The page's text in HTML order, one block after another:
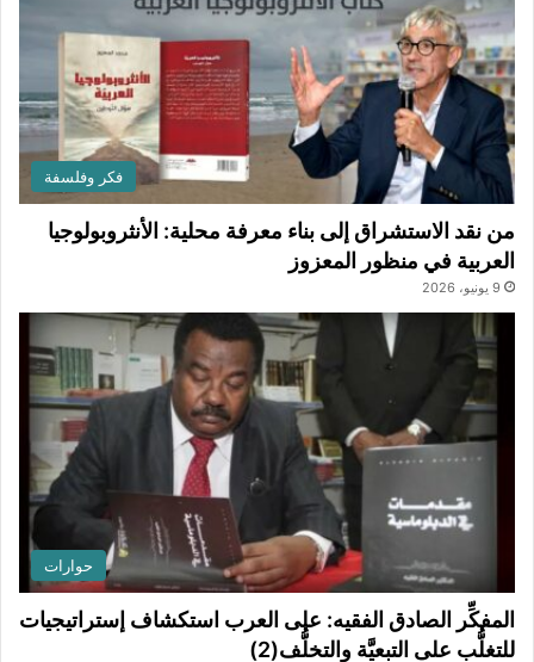
فكر وفلسفة
من نقد الاستشراق إلى بناء معرفة محلية: الأنثروبولوجيا
العربية في منظور المعزوز
9 يونيو، 2026
حوارات
المفكِّر الصادق الفقيه: على العرب استكشاف إستراتيجيات
للتغلُّب على التبعيَّة والتخلُّف(2)